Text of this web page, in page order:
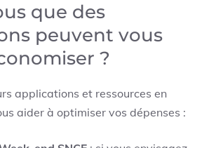
que des
peuvent vous
?
applications et ressources en
aider à optimiser vos dépenses :